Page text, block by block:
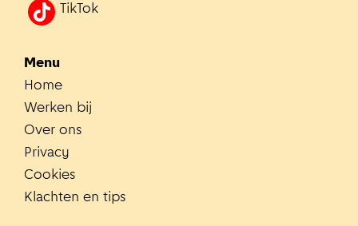
TikTok
Menu
Home
Werken bij
Over ons
Privacy
Cookies
Klachten en tips